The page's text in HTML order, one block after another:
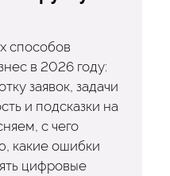
способов
в 2026 году:
заявок, задачи
и подсказки на
с чего
какие ошибки
цифровые